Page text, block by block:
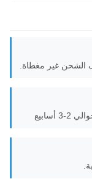
الشحن غير مغطاة.